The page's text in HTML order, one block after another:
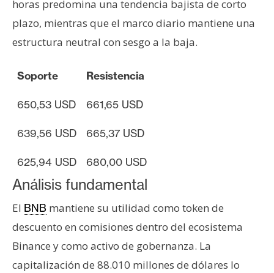
horas predomina una tendencia bajista de corto
plazo, mientras que el marco diario mantiene una
estructura neutral con sesgo a la baja.
Soporte Resistencia
650,53 USD 661,65 USD
639,56 USD 665,37 USD
625,94 USD 680,00 USD
Análisis fundamental
El BNB mantiene su utilidad como token de
descuento en comisiones dentro del ecosistema
Binance y como activo de gobernanza. La
capitalización de 88.010 millones de dólares lo